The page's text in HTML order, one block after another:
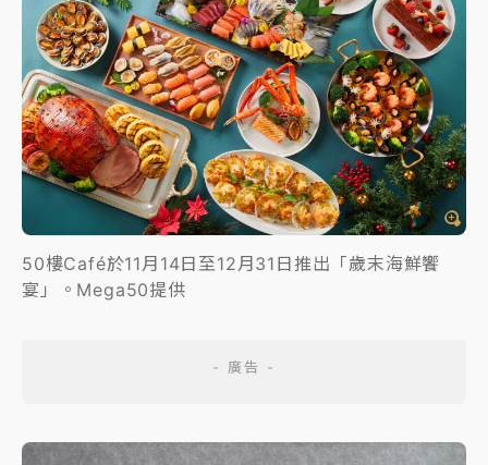
50樓Café於11月14日至12月31日推出「歲末海鮮饗
宴」。Mega50提供